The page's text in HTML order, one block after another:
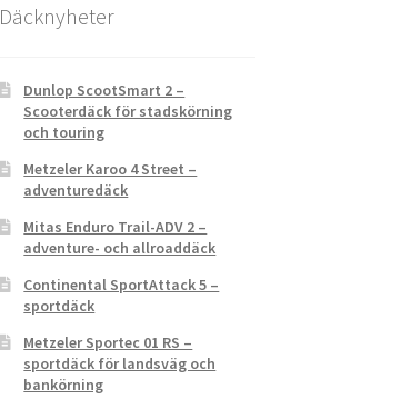
Däcknyheter
Dunlop ScootSmart 2 –
Scooterdäck för stadskörning
och touring
Metzeler Karoo 4 Street –
adventuredäck
Mitas Enduro Trail-ADV 2 –
adventure- och allroaddäck
Continental SportAttack 5 –
sportdäck
Metzeler Sportec 01 RS –
sportdäck för landsväg och
bankörning